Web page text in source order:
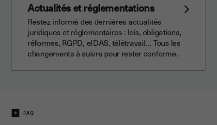
Actualités et réglementations
Restez informé des dernières actualités
juridiques et réglementaires : lois, obligations,
réformes, RGPD, eIDAS, télétravail… Tous les
changements à suivre pour rester conforme.
FAQ